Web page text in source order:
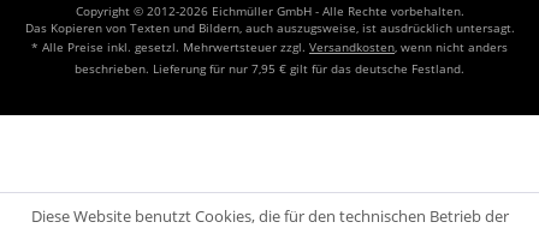
Copyright © 2012-2026 Eichmüller GmbH - Alle Rechte vorbehalten.
Das Kopieren von Texten und Bildern, auch auszugsweise, ist ausdrücklich untersagt.
* Alle Preise inkl. gesetzl. Mehrwertsteuer zzgl. Versandkosten , wenn nicht anders
beschrieben. Lieferung für nur 7,95 € gilt für das deutsche Festland.
Diese Website benutzt Cookies, die für den technischen Betrieb der